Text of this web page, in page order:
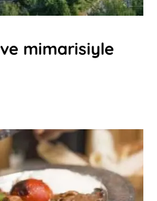
mimarisiyle